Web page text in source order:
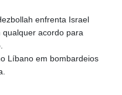
enfrenta Israel
acordo para
Líbano em bombardeios